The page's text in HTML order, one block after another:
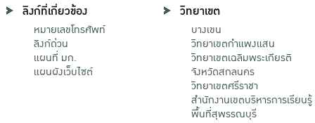
ลิงก์ที่เกี่ยวข้อง
หมายเลขโทรศัพท์
ลิงก์ด่วน
แผนที่ มก.
แผนผังเว็บไซต์
วิทยาเขต
บางเขน
วิทยาเขตกําแพงแสน
วิทยาเขตเฉลิมพระเกียรติ
จังหวัดสกลนคร
วิทยาเขตศรีราชา
สำนักงานเขตบริหารการเรียนรู้
พื้นที่สุพรรณบุรี